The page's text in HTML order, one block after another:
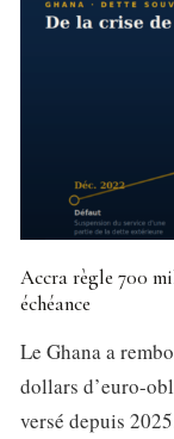
Accra règle 700
échéance
Le Ghana a
dollars d’euro-
versé depuis